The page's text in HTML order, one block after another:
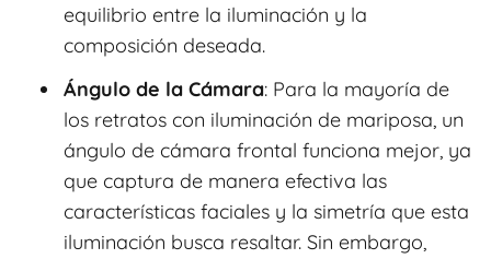
equilibrio entre la iluminación y la
composición deseada.
Ángulo de la Cámara: Para la mayoría de
los retratos con iluminación de mariposa, un
ángulo de cámara frontal funciona mejor, ya
que captura de manera efectiva las
características faciales y la simetría que esta
iluminación busca resaltar. Sin embargo,